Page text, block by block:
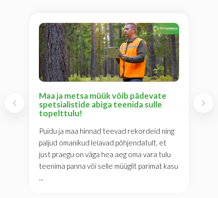
Maa ja metsa müük võib pädevate
spetsialistide abiga teenida sulle
topelttulu!
Puidu ja maa hinnad teevad rekordeid ning
paljud omanikud leiavad põhjendatult, et
just praegu on väga hea aeg oma vara tulu
teenima panna või selle müügilt parimat kasu
...